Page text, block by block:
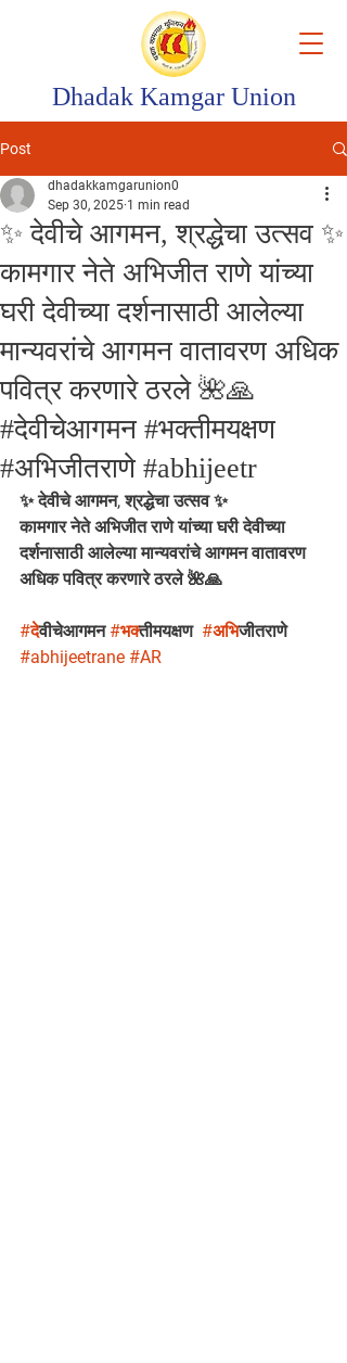
Dhadak Kamgar Union
Post
✨ देवीचे आगमन, श्रद्धेचा उत्सव ✨
कामगार नेते अभिजीत राणे यांच्या
घरी देवीच्या दर्शनासाठी आलेल्या
मान्यवरांचे आगमन वातावरण अधिक
पवित्र करणारे ठरले 🌺🙏
#देवीचेआगमन #भक्तीमयक्षण
#अभिजीतराणे #abhijeetr
dhadakkamgarunion0
Sep 30, 2025 1 min read
✨ देवीचे आगमन, श्रद्धेचा उत्सव ✨
कामगार नेते अभिजीत राणे यांच्या घरी देवीच्या
दर्शनासाठी आलेल्या मान्यवरांचे आगमन वातावरण
अधिक पवित्र करणारे ठरले 🌺🙏
#देवीचेआगमन #भक्तीमयक्षण #अभिजीतराणे
#abhijeetrane #AR